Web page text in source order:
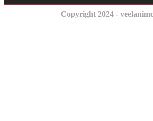
Copyright 2024 -